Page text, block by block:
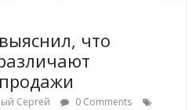
что
Сергей
0 Comments